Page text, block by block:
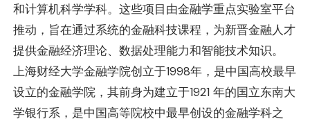
和计算机科学学科。这些项目由金融学重点实验室平台
推动，旨在通过系统的金融科技课程，为新晋金融人才
提供金融经济理论、数据处理能力和智能技术知识。
上海财经大学金融学院创立于1998年，是中国高校最早
设立的金融学院，其前身为建立于1921 年的国立东南大
学银行系，是中国高等院校中最早创设的金融学科之